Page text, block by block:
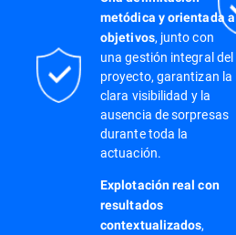
metódica y orientada a
objetivos, junto con
una gestión integral del
proyecto, garantizan la
clara visibilidad y la
ausencia de sorpresas
durante toda la
actuación.
Explotación real con
resultados
contextualizados,